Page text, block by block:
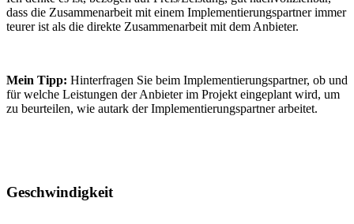
dass die Zusammenarbeit mit einem Implementierungspartner immer
teurer ist als die direkte Zusammenarbeit mit dem Anbieter.
Mein Tipp: Hinterfragen Sie beim Implementierungspartner, ob und
für welche Leistungen der Anbieter im Projekt eingeplant wird, um
zu beurteilen, wie autark der Implementierungspartner arbeitet.
Geschwindigkeit